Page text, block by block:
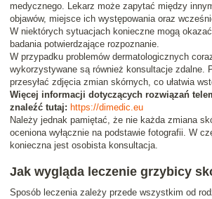
medycznego. Lekarz może zapytać między
objawów, miejsce ich występowania oraz
W niektórych sytuacjach konieczne mogą
badania potwierdzające rozpoznanie.
W przypadku problemów dermatologicznych
wykorzystywane są również konsultacje zdalne.
przesyłać zdjęcia zmian skórnych, co ułatwia
Więcej informacji dotyczących rozwiązań
znaleźć tutaj: https://dimedic.eu
Należy jednak pamiętać, że nie każda zmiana
oceniona wyłącznie na podstawie fotografii. W
konieczna jest osobista konsultacja.
Jak wygląda leczenie grzybicy
Sposób leczenia zależy przede wszystkim od